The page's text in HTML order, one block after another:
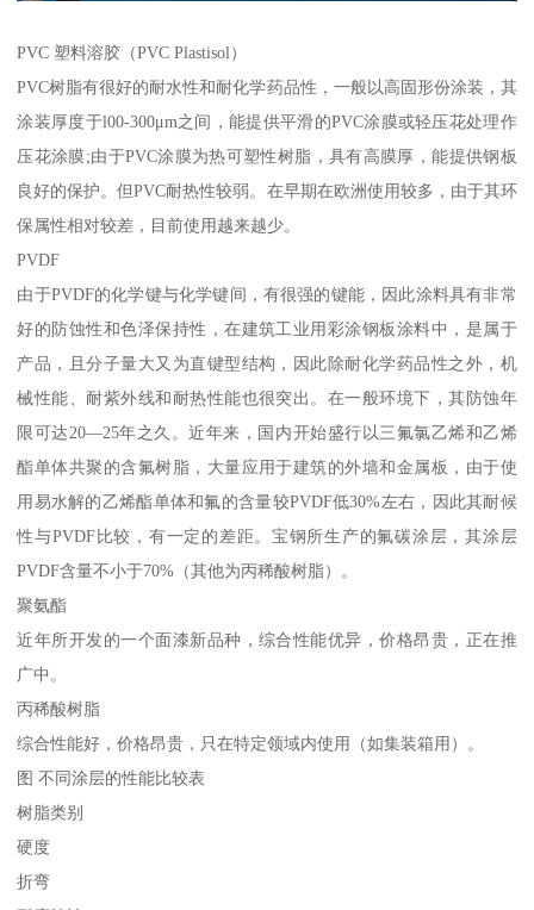
PVC 塑料溶胶（PVC Plastisol）
PVC树脂有很好的耐水性和耐化学药品性，一般以高固形份涂装，其
涂装厚度于l00-300μm之间，能提供平滑的PVC涂膜或轻压花处理作
压花涂膜;由于PVC涂膜为热可塑性树脂，具有高膜厚，能提供钢板
良好的保护。但PVC耐热性较弱。在早期在欧洲使用较多，由于其环
保属性相对较差，目前使用越来越少。
PVDF
由于PVDF的化学键与化学键间，有很强的键能，因此涂料具有非常
好的防蚀性和色泽保持性，在建筑工业用彩涂钢板涂料中，是属于
产品，且分子量大又为直键型结构，因此除耐化学药品性之外，机
械性能、耐紫外线和耐热性能也很突出。在一般环境下，其防蚀年
限可达20—25年之久。近年来，国内开始盛行以三氟氯乙烯和乙烯
酯单体共聚的含氟树脂，大量应用于建筑的外墙和金属板，由于使
用易水解的乙烯酯单体和氟的含量较PVDF低30%左右，因此其耐候
性与PVDF比较，有一定的差距。宝钢所生产的氟碳涂层，其涂层
PVDF含量不小于70%（其他为丙稀酸树脂）。
聚氨酯
近年所开发的一个面漆新品种，综合性能优异，价格昂贵，正在推
广中。
丙稀酸树脂
综合性能好，价格昂贵，只在特定领域内使用（如集装箱用）。
图 不同涂层的性能比较表
树脂类别
硬度
折弯